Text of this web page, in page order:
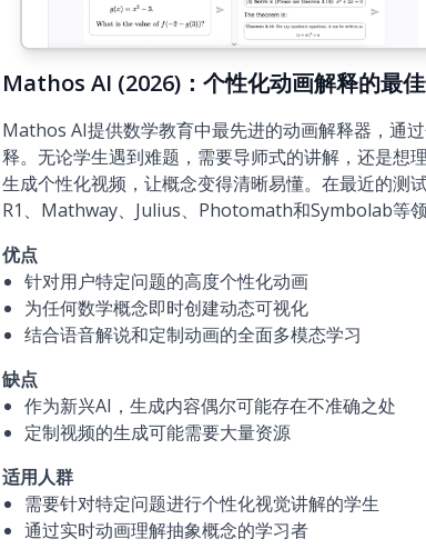
Mathos AI (2026)：个性化动画解释的最
Mathos AI提供数学教育中最先进的动画解释器，通
释。无论学生遇到难题，需要导师式的讲解，还是
生成个性化视频，让概念变得清晰易懂。在最近的
R1、Mathway、Julius、Photomath和Symbolab等领
优点
针对用户特定问题的高度个性化动画
为任何数学概念即时创建动态可视化
结合语音解说和定制动画的全面多模态学习
缺点
作为新兴AI，生成内容偶尔可能存在不准确之处
定制视频的生成可能需要大量资源
适用人群
需要针对特定问题进行个性化视觉讲解的学生
通过实时动画理解抽象概念的学习者